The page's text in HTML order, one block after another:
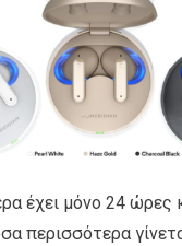
έχει μόνο 24 ώρες
περισσότερα